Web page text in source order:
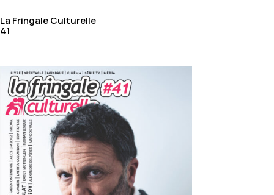
La Fringale Culturelle
41
Édito — Le Carnet de La
Fringale Culturelle